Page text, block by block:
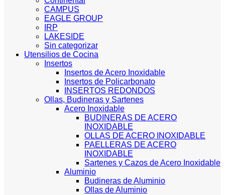
CAMPUS
EAGLE GROUP
IRP
LAKESIDE
Sin categorizar
Utensilios de Cocina
Insertos
Insertos de Acero Inoxidable
Insertos de Policarbonato
INSERTOS REDONDOS
Ollas, Budineras y Sartenes
Acero Inoxidable
BUDINERAS DE ACERO
INOXIDABLE
OLLAS DE ACERO INOXIDABLE
PAELLERAS DE ACERO
INOXIDABLE
Sartenes y Cazos de Acero Inoxidable
Aluminio
Budineras de Aluminio
Ollas de Aluminio